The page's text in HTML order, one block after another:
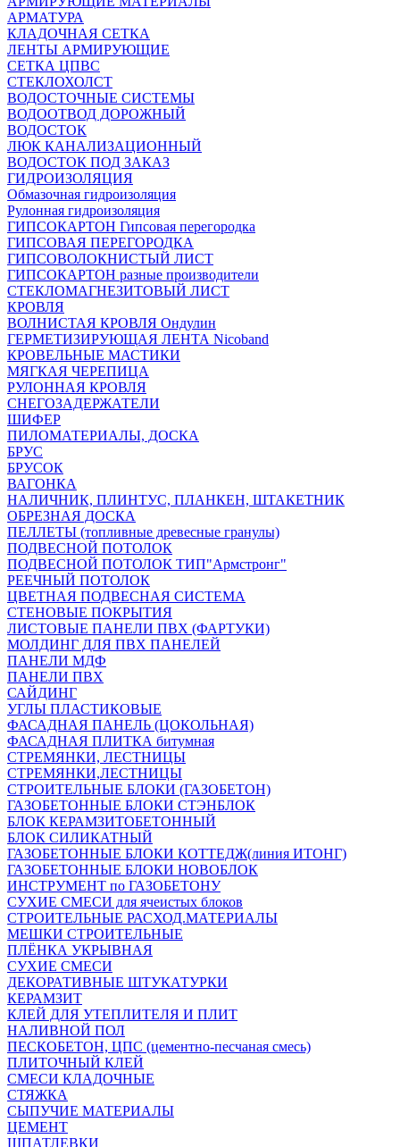
АРМАТУРА
КЛАДОЧНАЯ СЕТКА
ЛЕНТЫ АРМИРУЮЩИЕ
СЕТКА ЦПВС
СТЕКЛОХОЛСТ
ВОДОСТОЧНЫЕ СИСТЕМЫ
ВОДООТВОД ДОРОЖНЫЙ
ВОДОСТОК
ЛЮК КАНАЛИЗАЦИОННЫЙ
ВОДОСТОК ПОД ЗАКАЗ
ГИДРОИЗОЛЯЦИЯ
Обмазочная гидроизоляция
Рулонная гидроизоляция
ГИПСОКАРТОН Гипсовая перегородка
ГИПСОВАЯ ПЕРЕГОРОДКА
ГИПСОВОЛОКНИСТЫЙ ЛИСТ
ГИПСОКАРТОН разные производители
СТЕКЛОМАГНЕЗИТОВЫЙ ЛИСТ
КРОВЛЯ
ВОЛНИСТАЯ КРОВЛЯ Ондулин
ГЕРМЕТИЗИРУЮЩАЯ ЛЕНТА Nicoband
КРОВЕЛЬНЫЕ МАСТИКИ
МЯГКАЯ ЧЕРЕПИЦА
РУЛОННАЯ КРОВЛЯ
СНЕГОЗАДЕРЖАТЕЛИ
ШИФЕР
ПИЛОМАТЕРИАЛЫ, ДОСКА
БРУС
БРУСОК
ВАГОНКА
НАЛИЧНИК, ПЛИНТУС, ПЛАНКЕН, ШТАКЕТНИК
ОБРЕЗНАЯ ДОСКА
ПЕЛЛЕТЫ (топливные древесные гранулы)
ПОДВЕСНОЙ ПОТОЛОК
ПОДВЕСНОЙ ПОТОЛОК ТИП"Армстронг"
РЕЕЧНЫЙ ПОТОЛОК
ЦВЕТНАЯ ПОДВЕСНАЯ СИСТЕМА
СТЕНОВЫЕ ПОКРЫТИЯ
ЛИСТОВЫЕ ПАНЕЛИ ПВХ (ФАРТУКИ)
МОЛДИНГ ДЛЯ ПВХ ПАНЕЛЕЙ
ПАНЕЛИ МДФ
ПАНЕЛИ ПВХ
САЙДИНГ
УГЛЫ ПЛАСТИКОВЫЕ
ФАСАДНАЯ ПАНЕЛЬ (ЦОКОЛЬНАЯ)
ФАСАДНАЯ ПЛИТКА битумная
СТРЕМЯНКИ, ЛЕСТНИЦЫ
СТРЕМЯНКИ,ЛЕСТНИЦЫ
СТРОИТЕЛЬНЫЕ БЛОКИ (ГАЗОБЕТОН)
ГАЗОБЕТОННЫЕ БЛОКИ СТЭНБЛОК
БЛОК КЕРАМЗИТОБЕТОННЫЙ
БЛОК СИЛИКАТНЫЙ
ГАЗОБЕТОННЫЕ БЛОКИ КОТТЕДЖ(линия ИТОНГ)
ГАЗОБЕТОННЫЕ БЛОКИ НОВОБЛОК
ИНСТРУМЕНТ по ГАЗОБЕТОНУ
СУХИЕ СМЕСИ для ячеистых блоков
СТРОИТЕЛЬНЫЕ РАСХОД.МАТЕРИАЛЫ
МЕШКИ СТРОИТЕЛЬНЫЕ
ПЛЁНКА УКРЫВНАЯ
СУХИЕ СМЕСИ
ДЕКОРАТИВНЫЕ ШТУКАТУРКИ
КЕРАМЗИТ
КЛЕЙ ДЛЯ УТЕПЛИТЕЛЯ И ПЛИТ
НАЛИВНОЙ ПОЛ
ПЕСКОБЕТОН, ЦПС (цементно-песчаная смесь)
ПЛИТОЧНЫЙ КЛЕЙ
СМЕСИ КЛАДОЧНЫЕ
СТЯЖКА
СЫПУЧИЕ МАТЕРИАЛЫ
ЦЕМЕНТ
ШПАТЛЕВКИ